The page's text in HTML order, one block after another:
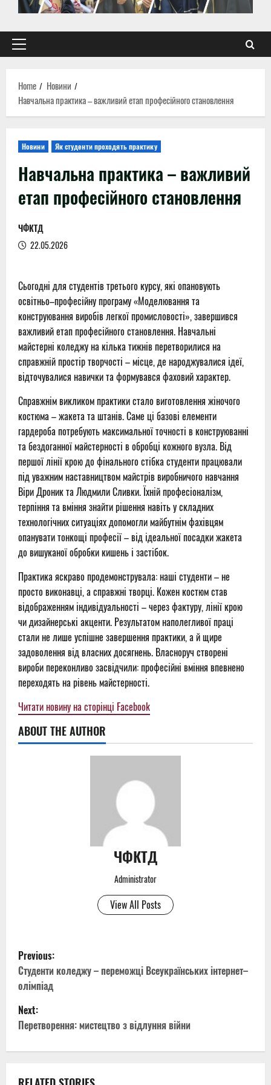
Primary
Home
Новини
Навчальна практика – важливий етап професійного становлення
Новини Як студенти проходять практику
Навчальна практика – важливий
етап професійного становлення
ЧФКТД
22.05.2026
Сьогодні для студентів третього курсу, які опановують
освітньо–професійну програму «Моделювання та
конструювання виробів легкої промисловості», завершився
важливий етап професійного становлення. Навчальні
майстерні коледжу на кілька тижнів перетворилися на
справжній простір творчості – місце, де народжувалися ідеї,
відточувалися навички та формувався фаховий характер.
Справжнім викликом практики стало виготовлення жіночого
костюма – жакета та штанів. Саме ці базові елементи
гардероба потребують максимальної точності в конструюванні
та бездоганної майстерності в обробці кожного вузла. Від
першої лінії крою до фінального стібка студенти працювали
під уважним наставництвом майстрів виробничого навчання
Віри Дроник та Людмили Сливки. Їхній професіоналізм,
терпіння та вміння знайти рішення навіть у складних
технологічних ситуаціях допомогли майбутнім фахівцям
опанувати тонкощі професії – від ідеальної посадки жакета
до вишуканої обробки кишень і застібок.
Практика яскраво продемонструвала: наші студенти – не
просто виконавці, а справжні творці. Кожен костюм став
відображенням індивідуальності – через фактуру, лінії крою
чи дизайнерські акценти. Результатом наполегливої праці
стали не лише успішне завершення практики, а й щире
задоволення від власних досягнень. Власноруч створені
вироби переконливо засвідчили: професійні вміння впевнено
переходять на рівень майстерності.
Читати новину на сторінці Facebook
ABOUT THE AUTHOR
ЧФКТД
Administrator
View All Posts
P
o
s
t
n
a
Previous:
Студенти коледжу – переможці Всеукраїнських інтернет–
олімпіад
Next:
Перетворення: мистецтво з відлуння війни